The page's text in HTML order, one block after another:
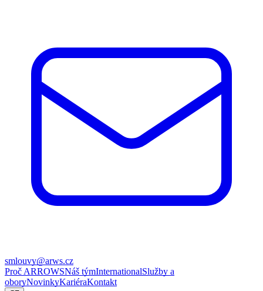
smlouvy@arws.cz
Proč ARROWSNáš týmInternationalSlužby a
oboryNovinkyKariéraKontakt